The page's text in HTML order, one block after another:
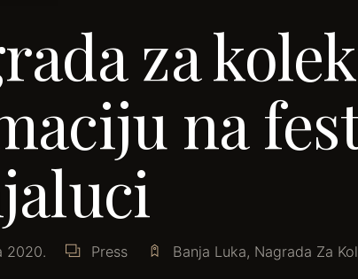
za
na
2020. Press Banja Luka, Nagrada Za